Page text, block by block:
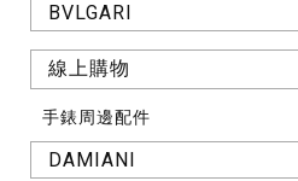
BVLGARI
線上購物
手錶周邊配件
DAMIANI